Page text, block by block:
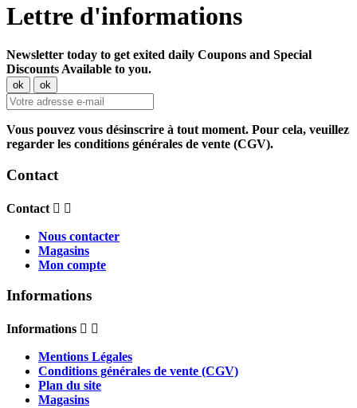
Lettre d'informations
Newsletter today to get exited daily Coupons and Special
Discounts Available to you.
Vous pouvez vous désinscrire à tout moment. Pour cela, veuillez
regarder les conditions générales de vente (CGV).
Contact
Contact  
Nous contacter
Magasins
Mon compte
Informations
Informations  
Mentions Légales
Conditions générales de vente (CGV)
Plan du site
Magasins